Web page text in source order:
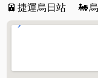
🚈 捷運烏日站 🚂